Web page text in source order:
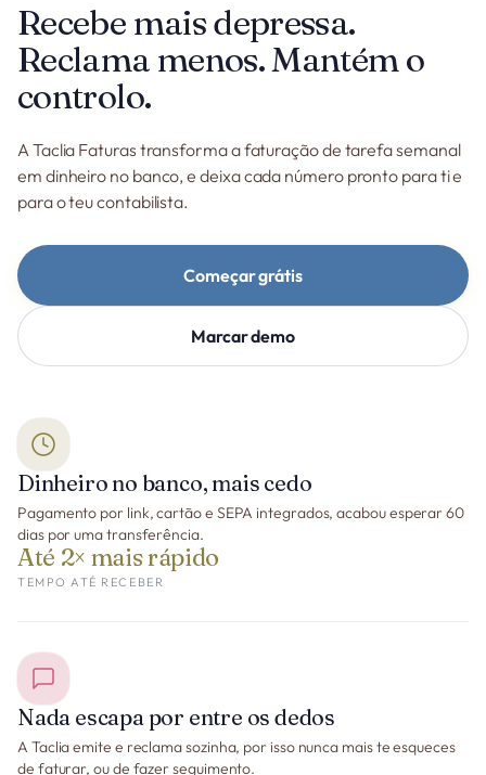
Recebe mais depressa.
Reclama menos. Mantém o
controlo.
A Taclia Faturas transforma a faturação de tarefa semanal
em dinheiro no banco, e deixa cada número pronto para ti e
para o teu contabilista.
Começar grátis
Marcar demo
Dinheiro no banco, mais cedo
Pagamento por link, cartão e SEPA integrados, acabou esperar 60
dias por uma transferência.
Até 2× mais rápido
TEMPO ATÉ RECEBER
Nada escapa por entre os dedos
A Taclia emite e reclama sozinha, por isso nunca mais te esqueces
de faturar, ou de fazer seguimento.